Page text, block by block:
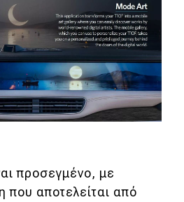
προσεγμένο, με
που αποτελείται από